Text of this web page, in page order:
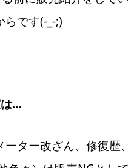
らです(-_-;)
…
ター改ざん、修復歴、